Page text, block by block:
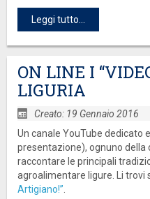
Leggi tutto...
ON LINE I
LIGURIA
Creato: 19 Gennaio 2016
Un canale YouTube dedicato
presentazione), ognuno
raccontare le principali
agroalimentare ligure. Li trovi
Artigiano!”